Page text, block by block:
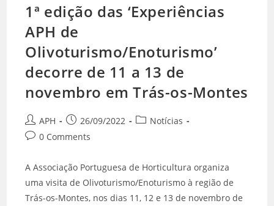
1ª edição das ‘Experiências
APH de
Olivoturismo/Enoturismo’
decorre de 11 a 13 de
novembro em Trás-os-Montes
APH 26/09/2022
Notícias
0 Comments
A Associação Portuguesa de Horticultura organiza
uma visita de Olivoturismo/Enoturismo à região de
Trás-os-Montes, nos dias 11, 12 e 13 de novembro de